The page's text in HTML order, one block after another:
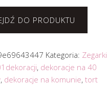
DO PRODUKTU
Kategoria: Zegarki
, dekoracje na 40
, dekoracje na komunie, tort